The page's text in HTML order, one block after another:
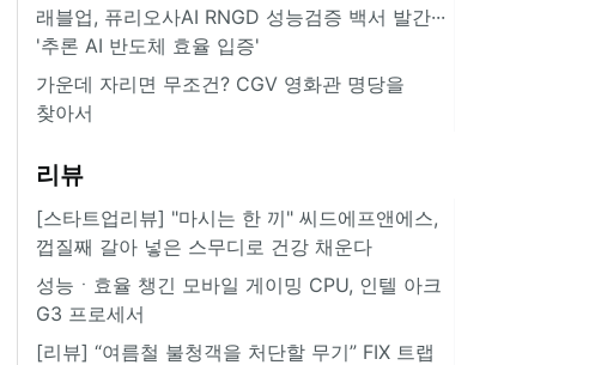
래블업, 퓨리오사AI RNGD 성능검증 백서 발간···
'추론 AI 반도체 효율 입증'
가운데 자리면 무조건? CGV 영화관 명당을
찾아서
리뷰
[스타트업리뷰] "마시는 한 끼" 씨드에프앤에스,
껍질째 갈아 넣은 스무디로 건강 채운다
성능ㆍ효율 챙긴 모바일 게이밍 CPU, 인텔 아크
G3 프로세서
[리뷰] “여름철 불청객을 처단할 무기” FIX 트랩